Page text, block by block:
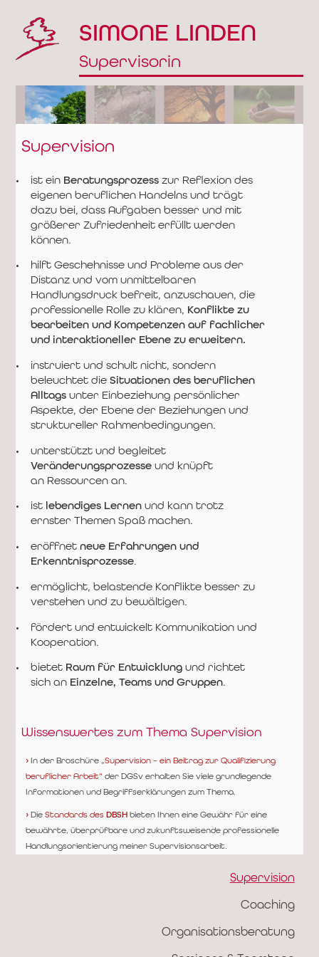
SIMONE LINDEN
Supervisorin
Supervision
ist ein Beratungsprozesszur Reflexion des
eigenen beruflichen Handelns und trägt
dazu bei, dass Aufgaben besser und mit
größerer Zufriedenheit erfüllt werden
können.
hilft Geschehnisse und Probleme aus der
Distanz und vom unmittelbaren
Handlungsdruck befreit, anzuschauen, die
professionelle Rolle zu klären, Konflikte zu
bearbeiten und Kompetenzen auf fachlicher
und interaktioneller Ebene zu erweitern.
instruiert und schult nicht, sondern
beleuchtet die Situationen des beruflichen
Alltagsunter Einbeziehung persönlicher
Aspekte, der Ebene der Beziehungen und
struktureller Rahmenbedingungen.
unterstützt und begleitet
Veränderungsprozesse und knüpft
an Ressourcen an.
ist lebendiges Lernenund kann trotz
ernster Themen Spaß machen.
eröffnet neue Erfahrungen und
Erkenntnisprozesse.
ermöglicht, belastende Konflikte besser zu
verstehen und zu bewältigen.
fördert und entwickelt Kommunikation und
Kooperation.
bietet Raum für Entwicklungund richtet
sich an Einzelne, Teams und Gruppen.
Wissenswertes zum Thema Supervision
› In der Broschüre „Supervision – ein Beitrag zur Qualifizierung
beruflicher Arbeit“der DGSv erhalten Sie viele grundlegende
Informationen und Begriffserklärungen zum Thema.
› DieStandards des DBSH bieten Ihnen eine Gewähr für eine
bewährte, überprüfbare und zukunftsweisende professionelle
Handlungsorientierung meiner Supervisionsarbeit.
Supervision
Coaching
Organisations­­beratung